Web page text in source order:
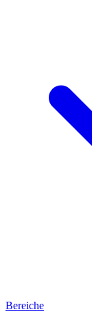
Bereiche